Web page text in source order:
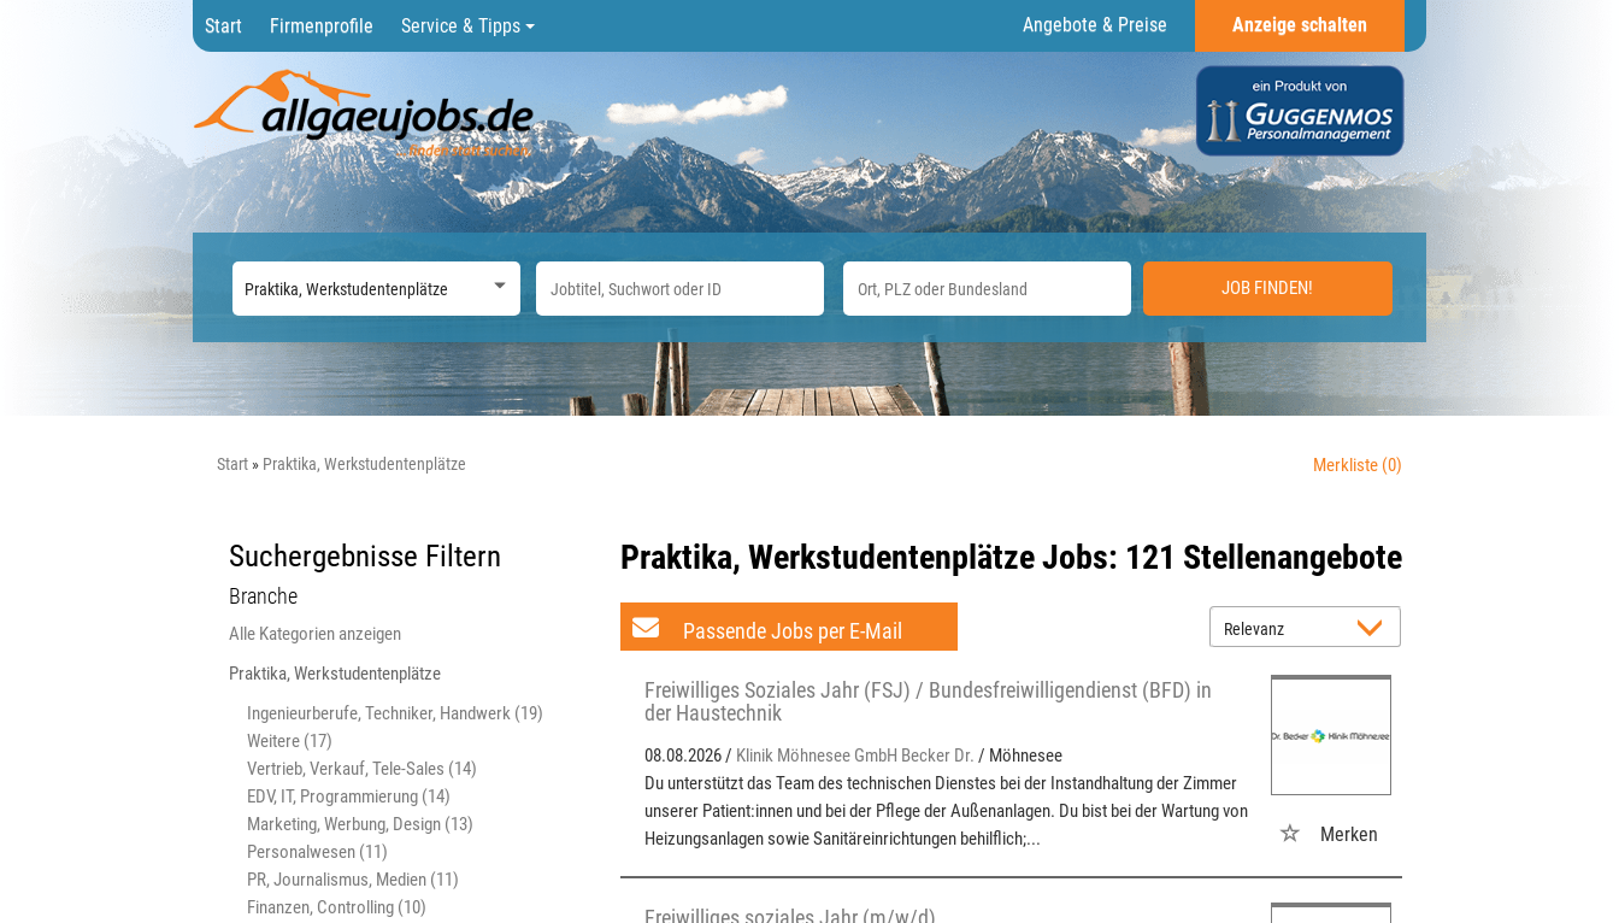
Start Firmenprofile Service & Tipps Angebote & Preise Anzeige schalten
JOB FINDEN!
Start Praktika, Werkstudentenplätze Merkliste (0)
Suchergebnisse Filtern
Branche
Alle Kategorien anzeigen
Praktika, Werkstudentenplätze
Ingenieurberufe, Techniker, Handwerk (19)
Weitere (17)
Vertrieb, Verkauf, Tele-Sales (14)
EDV, IT, Programmierung (14)
Marketing, Werbung, Design (13)
Personalwesen (11)
PR, Journalismus, Medien (11)
Finanzen, Controlling (10)
Praktika, Werkstudentenplätze Jobs: 121 Stellenangebote
Passende Jobs per E-Mail
Freiwilliges Soziales Jahr (FSJ) / Bundesfreiwilligendienst (BFD) in
der Haustechnik
08.08.2026 / Klinik Möhnesee GmbH Becker Dr. / Möhnesee
Du unterstützt das Team des technischen Dienstes bei der Instandhaltung der Zimmer
unserer Patient:innen und bei der Pflege der Außenanlagen. Du bist bei der Wartung von
Heizungsanlagen sowie Sanitäreinrichtungen behilflich;...
Merken
Freiwilliges soziales Jahr (m/w/d)